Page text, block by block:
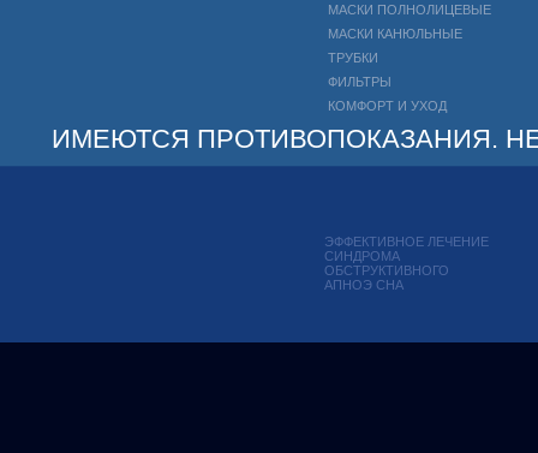
МАСКИ ПОЛНОЛИЦЕВЫЕ
МАСКИ КАНЮЛЬНЫЕ
ТРУБКИ
ФИЛЬТРЫ
КОМФОРТ И УХОД
ЭФФЕКТИВНОЕ ЛЕЧЕНИЕ
СИНДРОМА
ОБСТРУКТИВНОГО
АПНОЭ СНА
ИМЕЮТСЯ ПРОТИВОПОКАЗАНИЯ.